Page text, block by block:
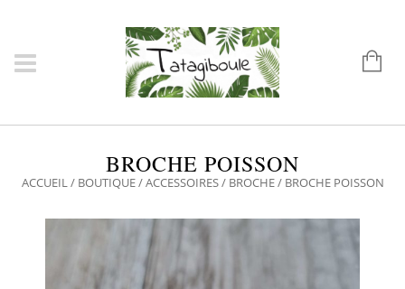
BROCHE POISSON
ACCUEIL/ BOUTIQUE/ACCESSOIRES/ BROCHE/ BROCHE POISSON